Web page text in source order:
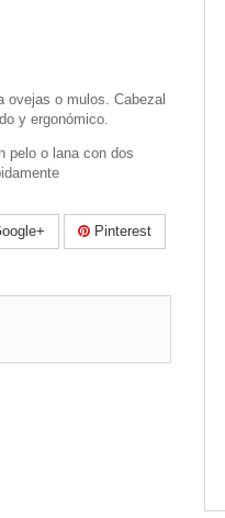
ovejas o mulos. Cabezal
y ergonómico.
pelo o lana con dos
Pinterest